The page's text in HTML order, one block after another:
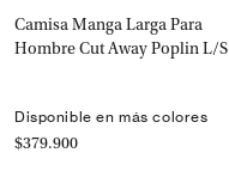
Camisa Manga Larga Para
Hombre Cut Away Poplin L/S
Disponible en más colores
$379.900